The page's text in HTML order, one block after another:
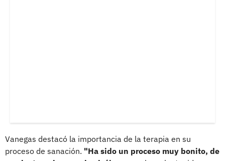
Vanegas destacó la importancia de la terapia en su
proceso de sanación. "Ha sido un proceso muy bonito, de